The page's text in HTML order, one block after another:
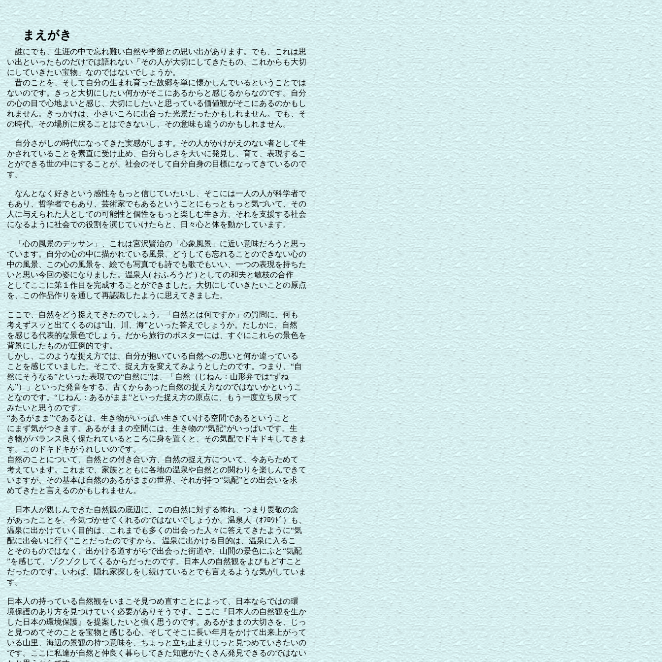
まえがき
誰にでも、生涯の中で忘れ難い自然や季節との思い出があります。でも、これは思
い出といったものだけでは語れない「その人が大切にしてきたもの、これからも大切
にしていきたい宝物」なのではないでしょうか。
昔のことを、そして自分の生まれ育った故郷を単に懐かしんでいるということでは
ないのです。きっと大切にしたい何かがそこにあるからと感じるからなのです。自分
の心の目で心地よいと感じ、大切にしたいと思っている価値観がそこにあるのかもし
れません。きっかけは、小さいころに出合った光景だったかもしれません。でも、そ
の時代、その場所に戻ることはできないし、その意味も違うのかもしれません。
自分さがしの時代になってきた実感がします。その人がかけがえのない者として生
かされていることを素直に受け止め、自分らしさを大いに発見し、育て、表現するこ
とができる世の中にすることが、社会のそして自分自身の目標になってきているので
す。
なんとなく好きという感性をもっと信じていたいし、そこには一人の人が科学者で
もあり、哲学者でもあり、芸術家でもあるということにもっともっと気づいて、その
人に与えられた人としての可能性と個性をもっと楽しむ生き方、それを支援する社会
になるように社会での役割を演じていけたらと、日々心と体を動かしています。
「心の風景のデッサン」、これは宮沢賢治の「心象風景」に近い意味だろうと思っ
ています。自分の心の中に描かれている風景、どうしても忘れることのできない心の
中の風景、この心の風景を、絵でも写真でも詩でも歌でもいい、一つの表現を持ちた
いと思い今回の姿になりました。温泉人( おふろうど ) としての和夫と敏枝の合作
としてここに第１作目を完成することができました。大切にしていきたいことの原点
を、この作品作りを通して再認識したように思えてきました。
ここで、自然をどう捉えてきたのでしょう。「自然とは何ですか」の質問に、何も
考えずスッと出てくるのは“山、川、海”といった答えでしょうか。たしかに、自然
を感じる代表的な景色でしょう。だから旅行のポスターには、すぐにこれらの景色を
背景にしたものが圧倒的です。
しかし、このような捉え方では、自分が抱いている自然への思いと何か違っている
ことを感じていました。そこで、捉え方を変えてみようとしたのです。つまり、“自
然にそうなる”といった表現での“自然に”は、「自然（じねん：山形弁では“ずね
ん”）」といった発音をする、古くからあった自然の捉え方なのではないかというこ
となのです。“じねん：あるがまま”といった捉え方の原点に、もう一度立ち戻って
みたいと思うのです。
“あるがまま”であるとは、生き物がいっぱい生きていける空間であるということ
にまず気がつきます。あるがままの空間には、生き物の“気配”がいっぱいです。生
き物がバランス良く保たれているところに身を置くと、その気配でドキドキしてきま
す。このドキドキがうれしいのです。
自然のことについて、自然との付き合い方、自然の捉え方について、今あらためて
考えています。これまで、家族とともに各地の温泉や自然との関わりを楽しんできて
いますが、その基本は自然のあるがままの世界、それが持つ“気配”との出会いを求
めてきたと言えるのかもしれません。
日本人が親しんできた自然観の底辺に、この自然に対する怖れ、つまり畏敬の念
があったことを、今気づかせてくれるのではないでしょうか。温泉人（ｵﾌﾛｳﾄﾞ）も、
温泉に出かけていく目的は、これまでも多くの出会った人々に答えてきたように“気
配に出会いに行く”ことだったのですから。 温泉に出かける目的は、温泉に入るこ
とそのものではなく、出かける道すがらで出会った街道や、山間の景色にふと“気配
”を感じて、ゾクゾクしてくるからだったのです。日本人の自然観をよびもどすこと
だったのです。いわば、隠れ家探しをし続けているとでも言えるような気がしていま
す。
日本人の持っている自然観をいまこそ見つめ直すことによって、日本ならではの環
境保護のあり方を見つけていく必要がありそうです。ここに『日本人の自然観を生か
した日本の環境保護』を提案したいと強く思うのです。あるがままの大切さを、じっ
と見つめてそのことを宝物と感じる心、そしてそこに長い年月をかけて出来上がって
いる山里、海辺の景観の持つ意味を、ちょっと立ち止まりじっと見つめていきたいの
です。ここに私達が自然と仲良く暮らしてきた知恵がたくさん発見できるのではない